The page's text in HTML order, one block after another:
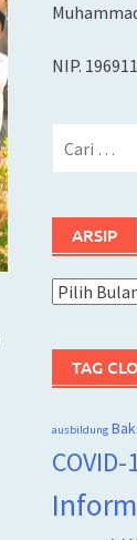
NIP.
ARSIP
Arsip
TAG
ausbildung
COVID-